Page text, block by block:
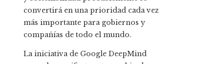
convertirá en una prioridad cada vez
más importante para gobiernos y
compañías de todo el mundo.
La iniciativa de Google DeepMind